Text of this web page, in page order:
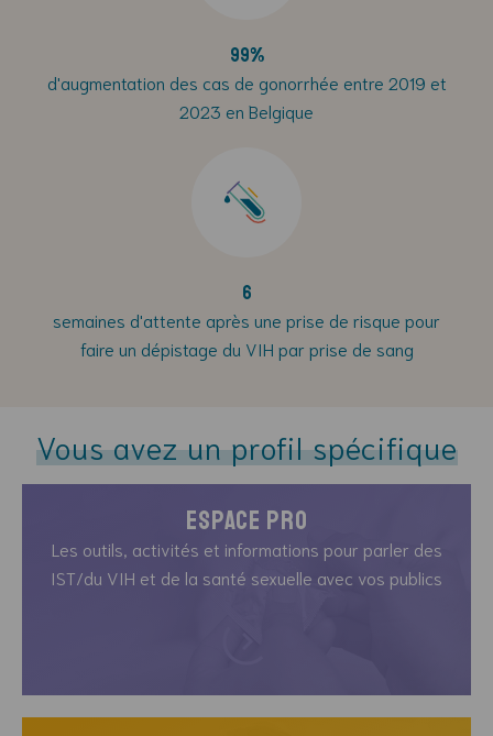
99%
d'augmentation des cas de gonorrhée entre 2019 et
2023 en Belgique
6
semaines d'attente après une prise de risque pour
faire un dépistage du VIH par prise de sang
Vous avez un profil spécifique
espace pro
Les outils, activités et informations pour parler des
IST/du VIH et de la santé sexuelle avec vos publics